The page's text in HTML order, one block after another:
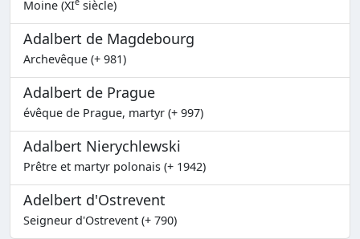
Moine (XI siècle)
Adalbert de Magdebourg
Archevêque (+ 981)
Adalbert de Prague
évêque de Prague, martyr (+ 997)
Adalbert Nierychlewski
Prêtre et martyr polonais (+ 1942)
Adelbert d'Ostrevent
Seigneur d'Ostrevent (+ 790)